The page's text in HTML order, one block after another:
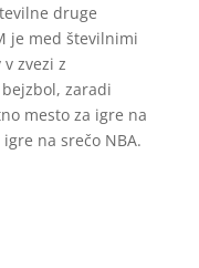
druge
je med številnimi
zvezi z
zaradi
mesto za igre na
na srečo NBA.